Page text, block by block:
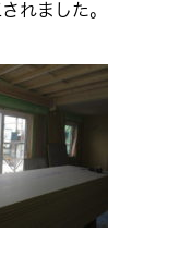
れました。